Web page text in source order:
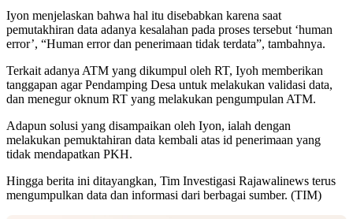
Iyon menjelaskan bahwa hal itu disebabkan karena saat
pemutakhiran data adanya kesalahan pada proses tersebut ‘human
error’, “Human error dan penerimaan tidak terdata”, tambahnya.
Terkait adanya ATM yang dikumpul oleh RT, Iyoh memberikan
tanggapan agar Pendamping Desa untuk melakukan validasi data,
dan menegur oknum RT yang melakukan pengumpulan ATM.
Adapun solusi yang disampaikan oleh Iyon, ialah dengan
melakukan pemuktahiran data kembali atas id penerimaan yang
tidak mendapatkan PKH.
Hingga berita ini ditayangkan, Tim Investigasi Rajawalinews terus
mengumpulkan data dan informasi dari berbagai sumber. (TIM)